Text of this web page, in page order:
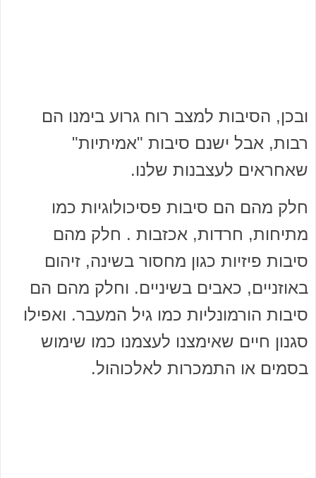
ובכן, הסיבות למצב רוח גרוע בימנו הם
רבות, אבל ישנם סיבות "אמיתיות"
שאחראים לעצבנות שלנו.
חלק מהם הם סיבות פסיכולוגיות כמו
מתיחות, חרדות, אכזבות . חלק מהם
סיבות פיזיות כגון מחסור בשינה, זיהום
באוזניים, כאבים בשיניים. וחלק מהם הם
סיבות הורמונליות כמו גיל המעבר. ואפילו
סגנון חיים שאימצנו לעצמנו כמו שימוש
בסמים או התמכרות לאלכוהול.